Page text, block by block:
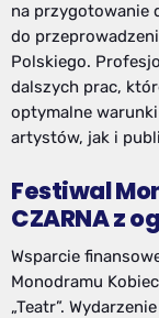
na przygotowanie
do
Polskiego.
dalszych prac,
optymalne
artystów, jak i
Festiwal
CZARNA z
Wsparcie
Monodramu
„Teatr”.